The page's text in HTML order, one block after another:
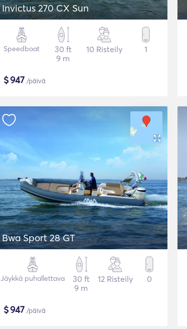
Invictus 270 CX Sun
Speedboat
30 ft
9 m
10 Risteily 1
$947 /päivä
Bwa Sport 28 GT
Jäykkä puhallettava
30 ft
9 m
12 Risteily 0
$947 /päivä